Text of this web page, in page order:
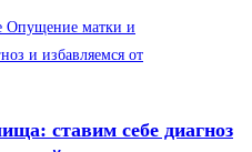
ставим себе диагноз